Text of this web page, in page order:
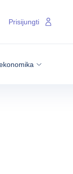
Prisijungti